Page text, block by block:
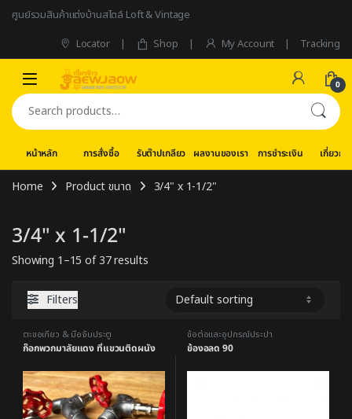
Skip to navigation
Skip to content
ศูนย์รวมสินค้าแต่งบ้านสไตล์ Loft & Vintage
Locator
Shop My Account Tracking
0
Search for:
หน้าหลัก การสั่งซื้อ รับต๊าปเกลียว ผลงานของเรา การชำระเงิน เกี่ยวกับ
Home Product ขนาด 3/4" x 1-1/2"
3/4" x 1-1/2"
Showing 1–15 of 37 results
Filters
ตะขอเกี่ยว & มือจับประตู
ก๊อกพวกมาลัยแดง ที่แขวนติดผนัง
ข้อต่อและอุปกรณ์ประปา
ข้องอลด 90